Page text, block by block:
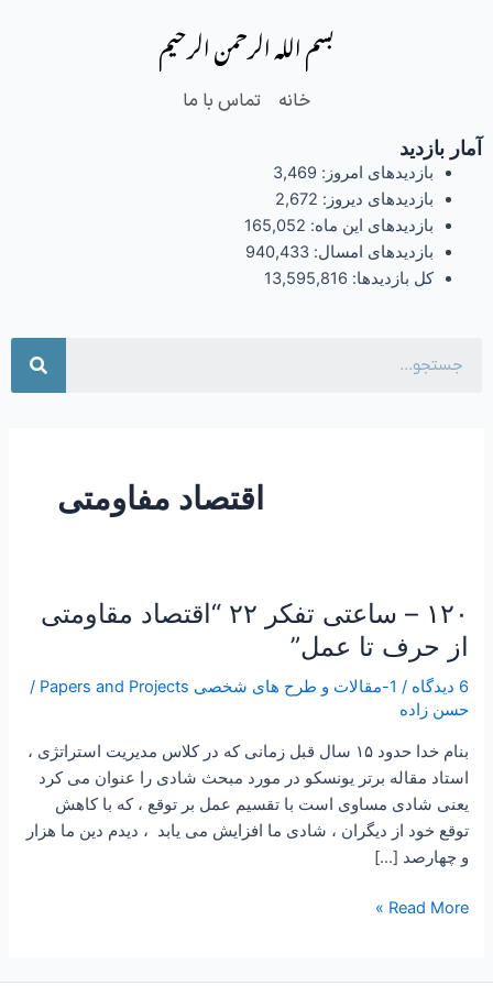
بسم الله الرحمن الرحیم
خانه تماس با ما
آمار بازدید
بازدیدهای امروز: 3,469
بازدیدهای دیروز: 2,672
بازدیدهای این ماه: 165,052
بازدیدهای امسال: 940,433
کل بازدیدها: 13,595,816
اقتصاد مفاومتی
۱۲۰ – ساعتی تفکر ۲۲ “اقتصاد مقاومتی
از حرف تا عمل”
6 دیدگاه / 1-مقالات و طرح های شخصی Papers and Projects
/
حسن زاده
بنام خدا حدود ۱۵ سال قبل زمانی که در کلاس مدیریت استراتژی ،
استاد مقاله برتر یونسکو در مورد مبحث شادی را عنوان می کرد
یعنی شادی مساوی است با تقسیم عمل بر توقع ، که با کاهش
توقع خود از دیگران ، شادی ما افزایش می یابد ، دیدم دین ما هزار
و چهارصد […]
۱۲۰
–
ساعتی
تفکر
۲۲
“اقتصاد
مقاومتی
عمل”
Read More »